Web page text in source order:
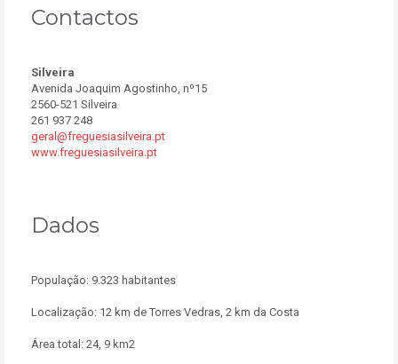
Contactos
Silveira
Avenida Joaquim Agostinho, nº15
2560-521 Silveira
261 937 248
geral@freguesiasilveira.pt
www.freguesiasilveira.pt
Dados
População: 9.323 habitantes
Localização: 12 km de Torres Vedras, 2 km da Costa
Área total: 24, 9 km2